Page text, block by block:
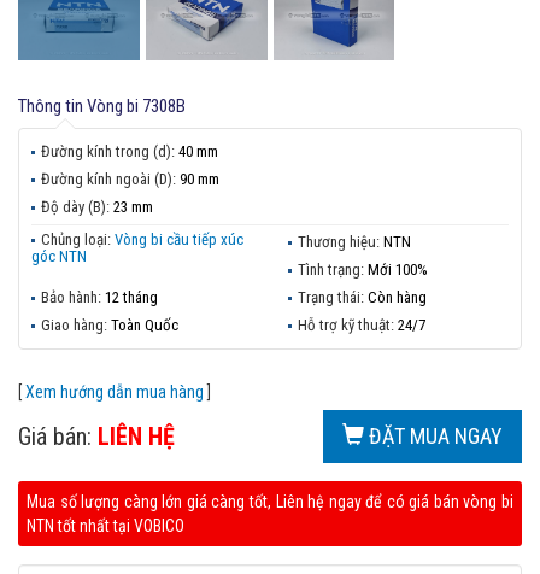
Thông tin Vòng bi 7308B
Đường kính trong (d): 40 mm
Đường kính ngoài (D): 90 mm
Độ dày (B): 23 mm
Chủng loại: Vòng bi cầu tiếp xúc
góc NTN
Thương hiệu: NTN
Tình trạng: Mới 100%
Bảo hành: 12 tháng Trạng thái: Còn hàng
Giao hàng: Toàn Quốc Hỗ trợ kỹ thuật: 24/7
[Xem hướng dẫn mua hàng
Giá bán: LIÊN HỆ ĐẶT MUA NGAY
Mua số lượng càng lớn giá càng tốt, Liên hệ ngay để có giá bán vòng bi
NTN tốt nhất tại VOBICO